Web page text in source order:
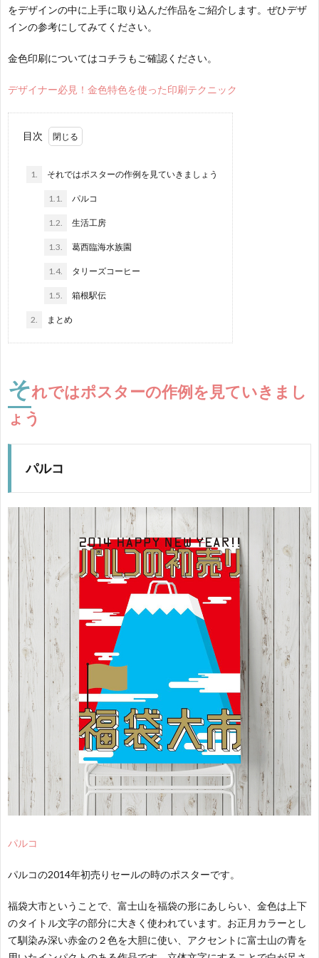
をデザインの中に上手に取り込んだ作品をご紹介します。ぜひデザ
インの参考にしてみてください。
金色印刷についてはコチラもご確認ください。
デザイナー必見！金色特色を使った印刷テクニック
目次
1. それではポスターの作例を見ていきましょう
1.1. パルコ
1.2. 生活工房
1.3. 葛西臨海水族園
1.4. タリーズコーヒー
1.5. 箱根駅伝
2. まとめ
それではポスターの作例を見ていきまし
ょう
パルコ
パルコ
パルコの2014年初売りセールの時のポスターです。
福袋大市ということで、富士山を福袋の形にあしらい、金色は上下
のタイトル文字の部分に大きく使われています。お正月カラーとし
て馴染み深い赤金の２色を大胆に使い、アクセントに富士山の青を